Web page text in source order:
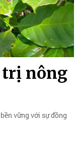
trị nông
vững với sự đồng